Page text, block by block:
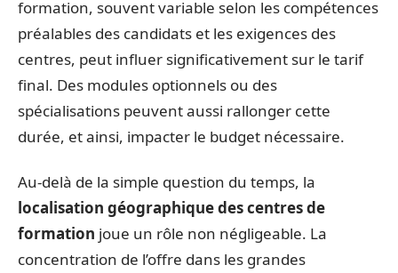
formation, souvent variable selon les compétences
préalables des candidats et les exigences des
centres, peut influer significativement sur le tarif
final. Des modules optionnels ou des
spécialisations peuvent aussi rallonger cette
durée, et ainsi, impacter le budget nécessaire.
Au-delà de la simple question du temps, la
localisation géographique des centres de
formation joue un rôle non négligeable. La
concentration de l’offre dans les grandes